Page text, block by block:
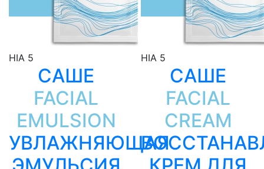
HIA 5
САШЕ
FACIAL
EMULSION
УВЛАЖНЯЮЩАЯ
HIA 5
САШЕ
FACIAL
CREAM